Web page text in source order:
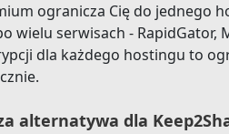
ogranicza Cię do jednego
wielu serwisach - RapidGator,
dla każdego hostingu to
alternatywa dla